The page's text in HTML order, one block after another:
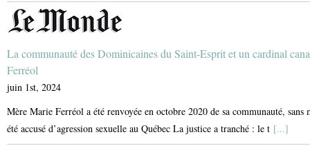
La communauté des Dominicaines du Saint-Esprit et un cardinal
Ferréol
juin 1st, 2024
Mère Marie Ferréol a été renvoyée en octobre 2020 de sa communauté,
été accusé d’agression sexuelle au Québec La justice a tranché : le t [...]